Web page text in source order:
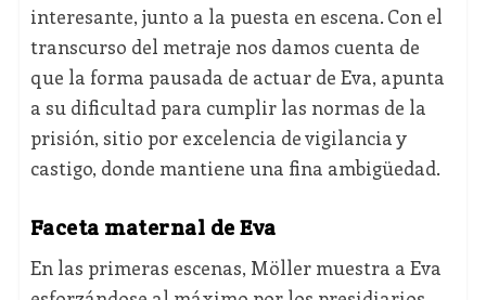
interesante, junto a la puesta en escena. Con el
transcurso del metraje nos damos cuenta de
que la forma pausada de actuar de Eva, apunta
a su dificultad para cumplir las normas de la
prisión, sitio por excelencia de vigilancia y
castigo, donde mantiene una fina ambigüedad.
Faceta maternal de Eva
En las primeras escenas, Möller muestra a Eva